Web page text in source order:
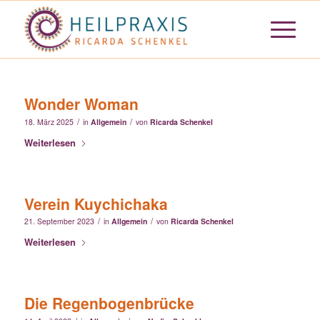
Wonder Woman
18. März 2025 / in Allgemein / von Ricarda Schenkel
Weiterlesen
Verein Kuychichaka
21. September 2023 / in Allgemein / von Ricarda Schenkel
Weiterlesen
Die Regenbogenbrücke